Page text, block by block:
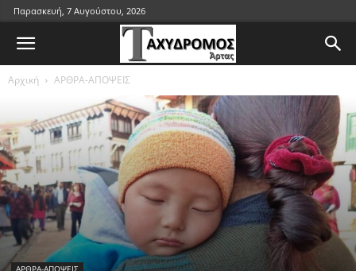
Παρασκευή, 7 Αυγούστου, 2026
Αρχική ΑΡΘΡΑ-ΑΠΟΨΕΙΣ